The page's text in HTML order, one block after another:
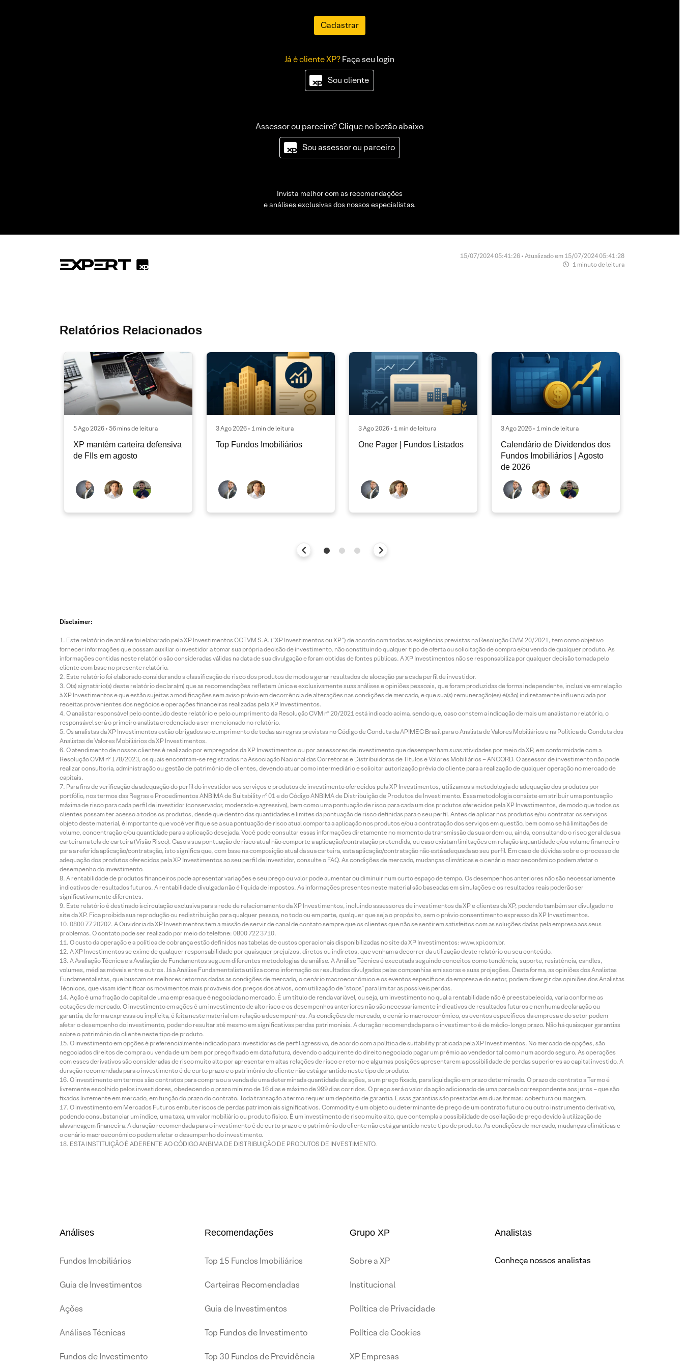
Cadastrar
Já é cliente XP?Faça seu login
Sou cliente
Assessor ou parceiro? Clique no botão abaixo
Sou assessor ou parceiro
Invista melhor com as recomendações
e análises exclusivas dos nossos especialistas.
15/07/2024 05:41:26 • Atualizado em 15/07/2024 05:41:28
1 minuto de leitura
Relatórios Relacionados
5 Ago 2026 • 56 mins de leitura
XP mantém carteira defensiva
de FIIs em agosto
3 Ago 2026 • 1 min de leitura
Top Fundos Imobiliários
3 Ago 2026 • 1 min de leitura
One Pager | Fundos Listados
3 Ago 2026 • 1 min de leitura
Calendário de Dividendos dos
Fundos Imobiliários | Agosto
de 2026
Disclaimer:
Este relatório de análise foi elaborado pela XP Investimentos CCTVM S.A. (“XP Investimentos ou XP”) de acordo com todas as exigências previstas na Resolução CVM 20/2021, tem como objetivo
fornecer informações que possam auxiliar o investidor a tomar sua própria decisão de investimento, não constituindo qualquer tipo de oferta ou solicitação de compra e/ou venda de qualquer produto. As
informações contidas neste relatório são consideradas válidas na data de sua divulgação e foram obtidas de fontes públicas. A XP Investimentos não se responsabiliza por qualquer decisão tomada pelo
cliente com base no presente relatório.
Este relatório foi elaborado considerando a classificação de risco dos produtos de modo a gerar resultados de alocação para cada perfil de investidor.
O(s) signatário(s) deste relatório declara(m) que as recomendações refletem única e exclusivamente suas análises e opiniões pessoais, que foram produzidas de forma independente, inclusive em relação
à XP Investimentos e que estão sujeitas a modificações sem aviso prévio em decorrência de alterações nas condições de mercado, e que sua(s) remuneração(es) é(são) indiretamente influenciada por
receitas provenientes dos negócios e operações financeiras realizadas pela XP Investimentos.
O analista responsável pelo conteúdo deste relatório e pelo cumprimento da Resolução CVM nº 20/2021 está indicado acima, sendo que, caso constem a indicação de mais um analista no relatório, o
responsável será o primeiro analista credenciado a ser mencionado no relatório.
Os analistas da XP Investimentos estão obrigados ao cumprimento de todas as regras previstas no Código de Conduta da APIMEC Brasil para o Analista de Valores Mobiliários e na Política de Conduta dos
Analistas de Valores Mobiliários da XP Investimentos.
O atendimento de nossos clientes é realizado por empregados da XP Investimentos ou por assessores de investimento que desempenham suas atividades por meio da XP, em conformidade com a
Resolução CVM nº 178/2023, os quais encontram-se registrados na Associação Nacional das Corretoras e Distribuidoras de Títulos e Valores Mobiliários – ANCORD. O assessor de investimento não pode
realizar consultoria, administração ou gestão de patrimônio de clientes, devendo atuar como intermediário e solicitar autorização prévia do cliente para a realização de qualquer operação no mercado de
capitais.
Para fins de verificação da adequação do perfil do investidor aos serviços e produtos de investimento oferecidos pela XP Investimentos, utilizamos a metodologia de adequação dos produtos por
portfólio, nos termos das Regras e Procedimentos ANBIMA de Suitability nº 01 e do Código ANBIMA de Distribuição de Produtos de Investimento. Essa metodologia consiste em atribuir uma pontuação
máxima de risco para cada perfil de investidor (conservador, moderado e agressivo), bem como uma pontuação de risco para cada um dos produtos oferecidos pela XP Investimentos, de modo que todos os
clientes possam ter acesso a todos os produtos, desde que dentro das quantidades e limites da pontuação de risco definidas para o seu perfil. Antes de aplicar nos produtos e/ou contratar os serviços
objeto deste material, é importante que você verifique se a sua pontuação de risco atual comporta a aplicação nos produtos e/ou a contratação dos serviços em questão, bem como se há limitações de
volume, concentração e/ou quantidade para a aplicação desejada. Você pode consultar essas informações diretamente no momento da transmissão da sua ordem ou, ainda, consultando o risco geral da sua
carteira na tela de carteira (Visão Risco). Caso a sua pontuação de risco atual não comporte a aplicação/contratação pretendida, ou caso existam limitações em relação à quantidade e/ou volume financeiro
para a referida aplicação/contratação, isto significa que, com base na composição atual da sua carteira, esta aplicação/contratação não está adequada ao seu perfil. Em caso de dúvidas sobre o processo de
adequação dos produtos oferecidos pela XP Investimentos ao seu perfil de investidor, consulte o FAQ. As condições de mercado, mudanças climáticas e o cenário macroeconômico podem afetar o
desempenho do investimento.
A rentabilidade de produtos financeiros pode apresentar variações e seu preço ou valor pode aumentar ou diminuir num curto espaço de tempo. Os desempenhos anteriores não são necessariamente
indicativos de resultados futuros. A rentabilidade divulgada não é líquida de impostos. As informações presentes neste material são baseadas em simulações e os resultados reais poderão ser
significativamente diferentes.
Este relatório é destinado à circulação exclusiva para a rede de relacionamento da XP Investimentos, incluindo assessores de investimentos da XP e clientes da XP, podendo também ser divulgado no
site da XP. Fica proibida sua reprodução ou redistribuição para qualquer pessoa, no todo ou em parte, qualquer que seja o propósito, sem o prévio consentimento expresso da XP Investimentos.
0800 77 20202. A Ouvidoria da XP Investimentos tem a missão de servir de canal de contato sempre que os clientes que não se sentirem satisfeitos com as soluções dadas pela empresa aos seus
problemas. O contato pode ser realizado por meio do telefone: 0800 722 3710.
O custo da operação e a política de cobrança estão definidos nas tabelas de custos operacionais disponibilizadas no site da XP Investimentos: www.xpi.com.br.
A XP Investimentos se exime de qualquer responsabilidade por quaisquer prejuízos, diretos ou indiretos, que venham a decorrer da utilização deste relatório ou seu conteúdo.
A Avaliação Técnica e a Avaliação de Fundamentos seguem diferentes metodologias de análise. A Análise Técnica é executada seguindo conceitos como tendência, suporte, resistência, candles,
volumes, médias móveis entre outros. Já a Análise Fundamentalista utiliza como informação os resultados divulgados pelas companhias emissoras e suas projeções. Desta forma, as opiniões dos Analistas
Fundamentalistas, que buscam os melhores retornos dadas as condições de mercado, o cenário macroeconômico e os eventos específicos da empresa e do setor, podem divergir das opiniões dos Analistas
Técnicos, que visam identificar os movimentos mais prováveis dos preços dos ativos, com utilização de “stops” para limitar as possíveis perdas.
Ação é uma fração do capital de uma empresa que é negociada no mercado. É um título de renda variável, ou seja, um investimento no qual a rentabilidade não é preestabelecida, varia conforme as
cotações de mercado. O investimento em ações é um investimento de alto risco e os desempenhos anteriores não são necessariamente indicativos de resultados futuros e nenhuma declaração ou
garantia, de forma expressa ou implícita, é feita neste material em relação a desempenhos. As condições de mercado, o cenário macroeconômico, os eventos específicos da empresa e do setor podem
afetar o desempenho do investimento, podendo resultar até mesmo em significativas perdas patrimoniais. A duração recomendada para o investimento é de médio-longo prazo. Não há quaisquer garantias
sobre o patrimônio do cliente neste tipo de produto.
O investimento em opções é preferencialmente indicado para investidores de perfil agressivo, de acordo com a política de suitability praticada pela XP Investimentos. No mercado de opções, são
negociados direitos de compra ou venda de um bem por preço fixado em data futura, devendo o adquirente do direito negociado pagar um prêmio ao vendedor tal como num acordo seguro. As operações
com esses derivativos são consideradas de risco muito alto por apresentarem altas relações de risco e retorno e algumas posições apresentarem a possibilidade de perdas superiores ao capital investido. A
duração recomendada para o investimento é de curto prazo e o patrimônio do cliente não está garantido neste tipo de produto.
O investimento em termos são contratos para compra ou a venda de uma determinada quantidade de ações, a um preço fixado, para liquidação em prazo determinado. O prazo do contrato a Termo é
livremente escolhido pelos investidores, obedecendo o prazo mínimo de 16 dias e máximo de 999 dias corridos. O preço será o valor da ação adicionado de uma parcela correspondente aos juros – que são
fixados livremente em mercado, em função do prazo do contrato. Toda transação a termo requer um depósito de garantia. Essas garantias são prestadas em duas formas: cobertura ou margem.
O investimento em Mercados Futuros embute riscos de perdas patrimoniais significativos. Commodity é um objeto ou determinante de preço de um contrato futuro ou outro instrumento derivativo,
podendo consubstanciar um índice, uma taxa, um valor mobiliário ou produto físico. É um investimento de risco muito alto, que contempla a possibilidade de oscilação de preço devido à utilização de
alavancagem financeira. A duração recomendada para o investimento é de curto prazo e o patrimônio do cliente não está garantido neste tipo de produto. As condições de mercado, mudanças climáticas e
o cenário macroeconômico podem afetar o desempenho do investimento.
ESTA INSTITUIÇÃO É ADERENTE AO CÓDIGO ANBIMA DE DISTRIBUIÇÃO DE PRODUTOS DE INVESTIMENTO.
Análises
Fundos Imobiliários
Guia de Investimentos
Ações
Análises Técnicas
Fundos de Investimento
Recomendações
Top 15 Fundos Imobiliários
Carteiras Recomendadas
Guia de Investimentos
Top Fundos de Investimento
Top 30 Fundos de Previdência
Grupo XP
Sobre a XP
Institucional
Política de Privacidade
Política de Cookies
XP Empresas
Analistas
Conheça nossos analistas